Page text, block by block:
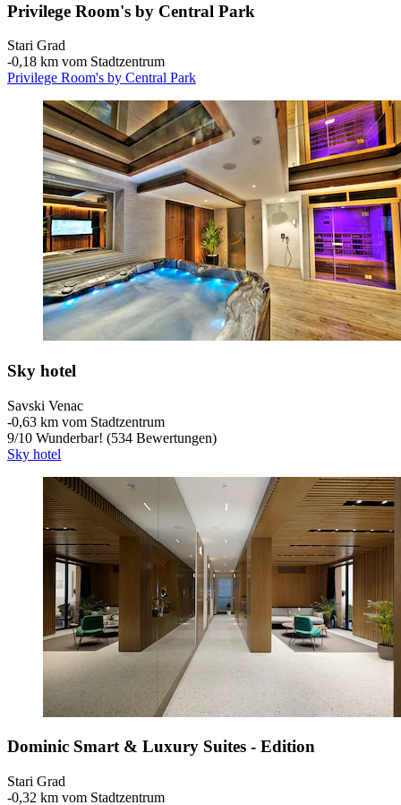
Privilege Room's by Central Park
Stari Grad
‐0,18 km vom Stadtzentrum
Privilege Room's by Central Park
Sky hotel
Savski Venac
‐0,63 km vom Stadtzentrum
9/10 Wunderbar! (534 Bewertungen)
Sky hotel
Dominic Smart & Luxury Suites - Edition
Stari Grad
‐0,32 km vom Stadtzentrum